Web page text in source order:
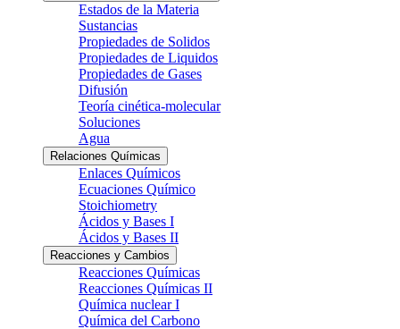
Estados de la Materia
Sustancias
Propiedades de Solidos
Propiedades de Liquidos
Propiedades de Gases
Difusión
Teoría cinética-molecular
Soluciones
Agua
Relaciones Químicas
Enlaces Químicos
Ecuaciones Químico
Stoichiometry
Ácidos y Bases I
Ácidos y Bases II
Reacciones y Cambios
Reacciones Químicas
Reacciones Químicas II
Química nuclear I
Química del Carbono